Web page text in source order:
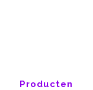
Producten